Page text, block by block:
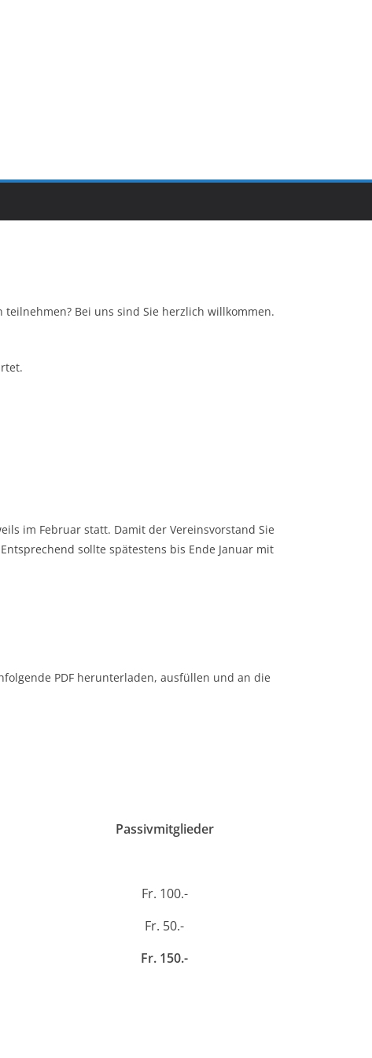
Bei uns sind Sie herzlich willkommen.
im Februar statt. Damit der Vereinsvorstand Sie
sollte spätestens bis Ende Januar mit
PDF herunterladen, ausfüllen und an die
Passivmitglieder
Fr. 100.-
Fr. 50.-
Fr. 150.-